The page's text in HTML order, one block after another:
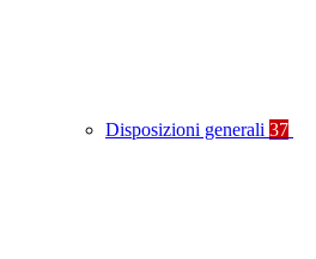
Disposizioni generali 37